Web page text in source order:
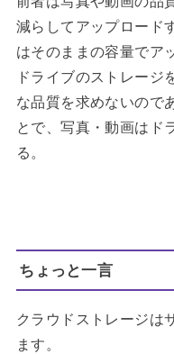
減らしてアップロード
はそのままの容量でア
ドライブのストレージ
な品質を求めないので
とで、写真・動画はド
る。
ちょっと一言
クラウドストレージは
ます。